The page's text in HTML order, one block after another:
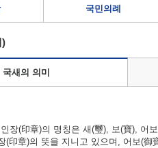
국민의례
)
국새의 의미
장(印章)의 명칭은 새(璽), 보(寶), 어
(印章)의 뜻을 지니고 있으며, 어보(